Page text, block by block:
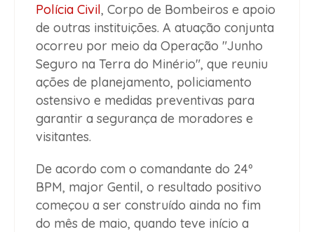
Polícia Civil, Corpo de Bombeiros e apoio
de outras instituições. A atuação conjunta
ocorreu por meio da Operação "Junho
Seguro na Terra do Minério", que reuniu
ações de planejamento, policiamento
ostensivo e medidas preventivas para
garantir a segurança de moradores e
visitantes.
De acordo com o comandante do 24º
BPM, major Gentil, o resultado positivo
começou a ser construído ainda no fim
do mês de maio, quando teve início a